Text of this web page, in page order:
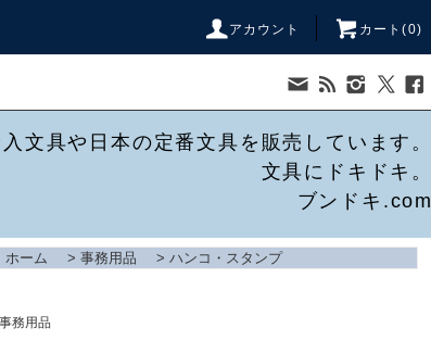
アカウント カート(0)
文具や日本の定番文具を販売しています。
文具にドキドキ。
ブンドキ.com
ホーム > 事務用品 > ハンコ・スタンプ
事務用品